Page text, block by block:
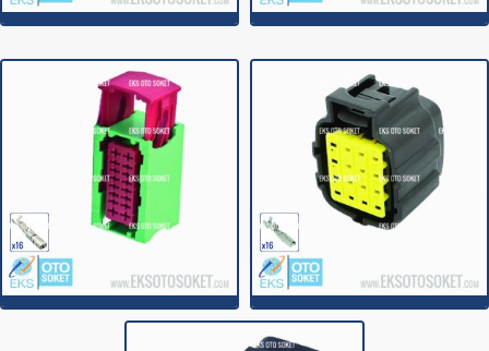
16C020 16C020A
16C020B 16C021DM